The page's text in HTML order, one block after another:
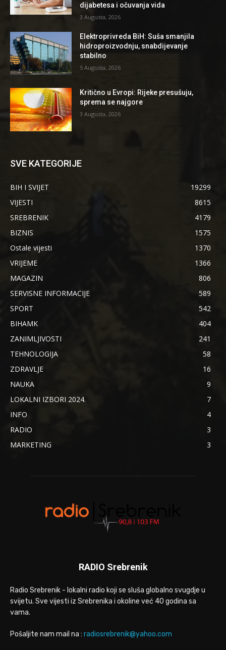
dijabetesa i očuvanja vida
3 Augusta, 2026
Elektroprivreda BiH: Suša smanjila
hidroproizvodnju, snabdijevanje
stabilno
5 Augusta, 2026
Kritično u Evropi: Rijeke presušuju,
sprema se najgore
3 Augusta, 2026
SVE KATEGORIJE
BIH I SVIJET
19299
VIJESTI
8615
SREBRENIK
4179
BIZNIS
1575
Ostale vijesti
1370
VRIJEME
1366
MAGAZIN
806
SERVISNE INFORMACIJE
589
SPORT
542
BIHAMK
404
ZANIMLJIVOSTI
241
TEHNOLOGIJA
58
ZDRAVLJE
16
NAUKA
9
LOKALNI IZBORI 2024.
7
INFO
4
RADIO
3
MARKETING
3
RADIO Srebrenik
Radio Srebrenik - lokalni radio koji se sluša globalno svugdje u
svijetu. Sve vijesti iz Srebrenika i okoline već 40 godina sa
vama.
Pošaljite nam mail na : radiosrebrenik@yahoo.com